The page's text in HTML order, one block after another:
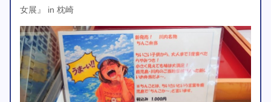
女展』 in 枕崎